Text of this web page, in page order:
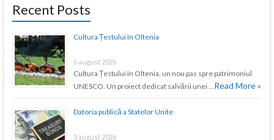
Recent Posts
Cultura Țestului în Oltenia
6 august 2026
Cultura Țestului în Oltenia, un nou pas spre patrimoniul
UNESCO. Un proiect dedicat salvării unei … Read More »
Datoria publică a Statelor Unite
5 august 2026